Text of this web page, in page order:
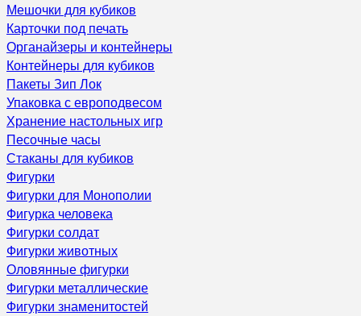
Мешочки для кубиков
Карточки под печать
Органайзеры и контейнеры
Контейнеры для кубиков
Пакеты Зип Лок
Упаковка с европодвесом
Хранение настольных игр
Песочные часы
Стаканы для кубиков
Фигурки
Фигурки для Монополии
Фигурка человека
Фигурки солдат
Фигурки животных
Оловянные фигурки
Фигурки металлические
Фигурки знаменитостей